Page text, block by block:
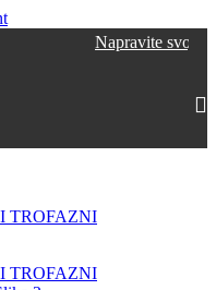
Napravite svoj nalog,